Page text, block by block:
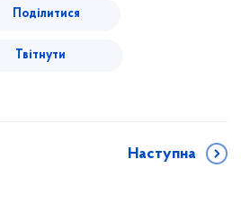
Поділитися
Твітнути
Наступна